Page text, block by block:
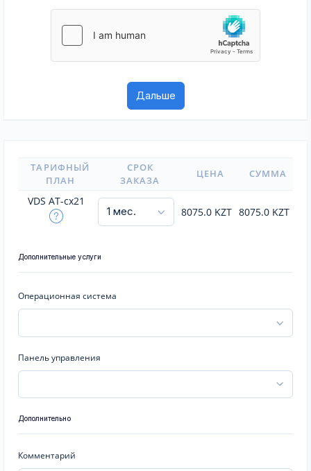
ТАРИФНЫЙ
ПЛАН
СРОК
ЗАКАЗА
ЦЕНА СУММА
VDS AT-cx21
8075.0 KZT 8075.0 KZT
Дополнительные услуги
Операционная система
Панель управления
Дополнительно
Комментарий